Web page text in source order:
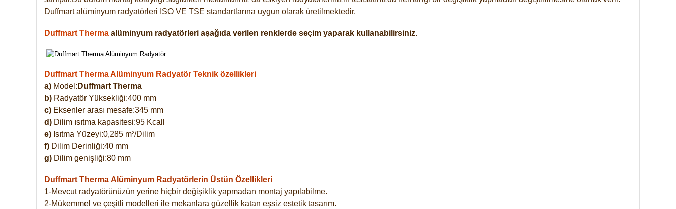
Duffmart alüminyum radyatörleri ISO VE TSE standartlarına uygun olarak üretilmektedir.
Duffmart Therma alüminyum radyatörleri aşağıda verilen renklerde seçim yaparak kullanabilirsiniz.
Duffmart Therma Alüminyum Radyatör Teknik özellikleri
a) Model: Duffmart Therma
b) Radyatör Yüksekliği:400 mm
c) Eksenler arası mesafe:345 mm
d) Dilim ısıtma kapasitesi:95 Kcall
e) Isıtma Yüzeyi:0,285 m²/Dilim
f) Dilim Derinliği:40 mm
g) Dilim genişliği:80 mm
Duffmart Therma Alüminyum Radyatörlerin Üstün Özellikleri
1-Mevcut radyatörünüzün yerine hiçbir değişiklik yapmadan montaj yapılabilme.
2-Mükemmel ve çeşitli modelleri ile mekanlara güzellik katan eşsiz estetik tasarım.